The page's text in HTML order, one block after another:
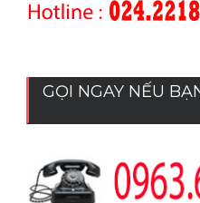
GỌI NGAY NẾU